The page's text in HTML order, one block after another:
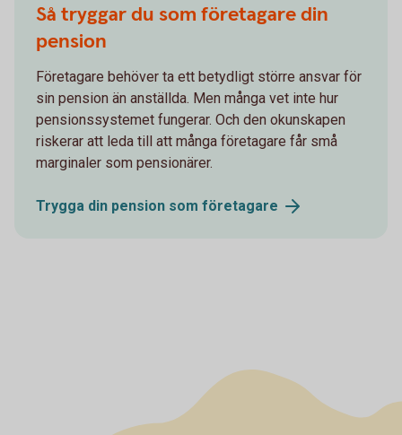
Så tryggar du som företagare din
pension
Företagare behöver ta ett betydligt större ansvar för
sin pension än anställda. Men många vet inte hur
pensionssystemet fungerar. Och den okunskapen
riskerar att leda till att många företagare får små
marginaler som pensionärer.
Trygga din pension som företagare